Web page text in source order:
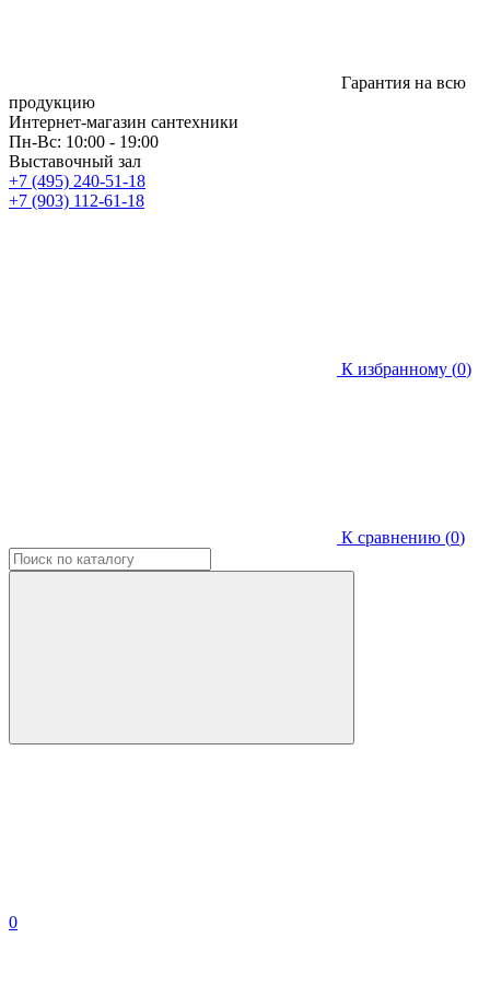
Гарантия на всю
продукцию
Интернет-магазин сантехники
Пн-Вс: 10:00 - 19:00
Выставочный зал
+7 (495) 240-51-18
+7 (903) 112-61-18
К избранному (0)
К сравнению (0)
0